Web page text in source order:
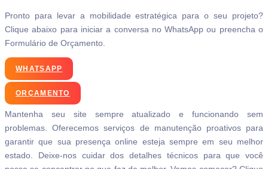
Pronto para levar a mobilidade estratégica para o seu projeto?
Clique abaixo para iniciar a conversa no WhatsApp ou preencha o
Formulário de Orçamento.
WHATSAPP
ORÇAMENTO
Mantenha seu site sempre atualizado e funcionando sem
problemas. Oferecemos serviços de manutenção proativos para
garantir que sua presença online esteja sempre em seu melhor
estado. Deixe-nos cuidar dos detalhes técnicos para que você